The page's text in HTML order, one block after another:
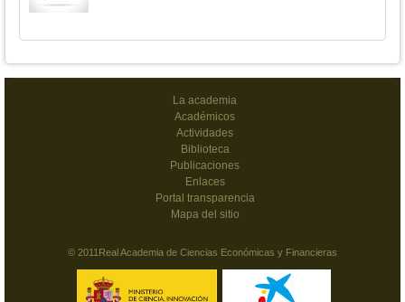
La academia
Académicos
Actividades
Biblioteca
Publicaciones
Enlaces
Portal transparencia
Mapa del sitio
© 2011Real Academia de Ciencias Económicas y Financieras